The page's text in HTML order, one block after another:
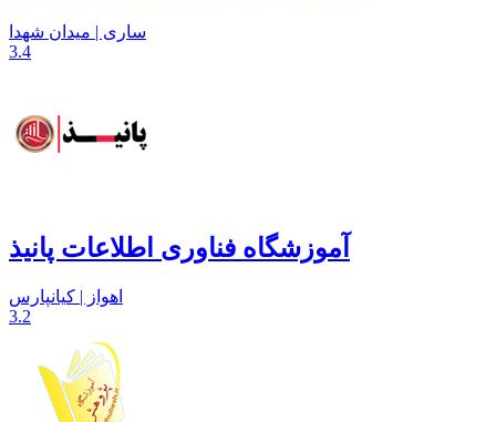
ساری | میدان شهدا
3.4
آموزشگاه فناوری اطلاعات پانیذ
اهواز | کیانپارس
3.2